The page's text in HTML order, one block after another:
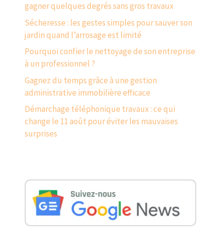
gagner quelques degrés sans gros travaux
Sécheresse : les gestes simples pour sauver son
jardin quand l’arrosage est limité
Pourquoi confier le nettoyage de son entreprise
à un professionnel ?
Gagnez du temps grâce à une gestion
administrative immobilière efficace
Démarchage téléphonique travaux : ce qui
change le 11 août pour éviter les mauvaises
surprises